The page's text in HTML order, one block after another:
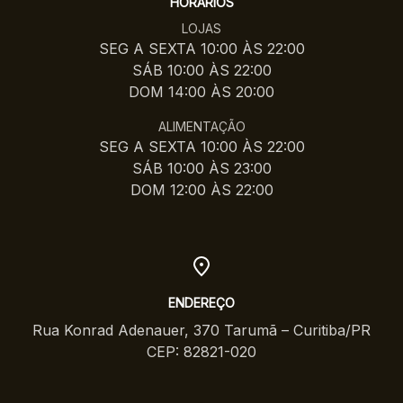
LOJAS
SEG A SEXTA 10:00 ÀS 22:00
SÁB 10:00 ÀS 22:00
DOM 14:00 ÀS 20:00
ALIMENTAÇÃO
SEG A SEXTA 10:00 ÀS 22:00
SÁB 10:00 ÀS 23:00
DOM 12:00 ÀS 22:00
ENDEREÇO
Rua Konrad Adenauer, 370 Tarumã – Curitiba/PR
CEP: 82821-020